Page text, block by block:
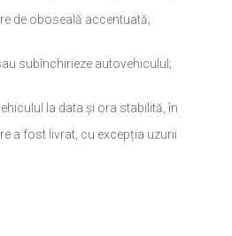
de oboseală accentuată;
subînchirieze autovehiculul;
la data și ora stabilită, în
a fost livrat, cu excepția uzurii